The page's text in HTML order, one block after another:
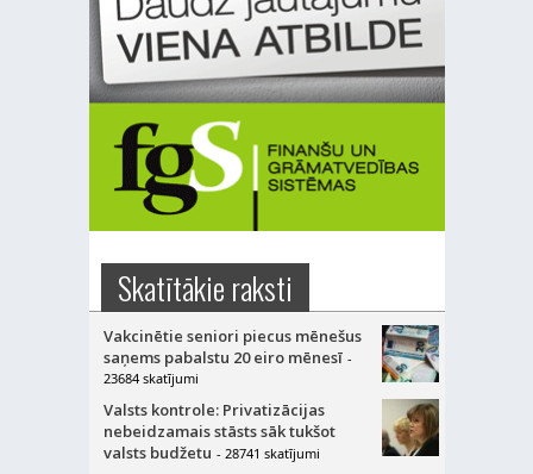
Skatītākie raksti
Vakcinētie seniori piecus mēnešus
saņems pabalstu 20 eiro mēnesī -
23684 skatījumi
Valsts kontrole: Privatizācijas
nebeidzamais stāsts sāk tukšot
valsts budžetu - 28741 skatījumi